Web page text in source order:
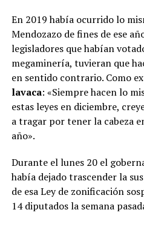
En 2019 había ocurrido lo
Mendozazo de fines de ese
legisladores que habían
megaminería, tuvieran que
en sentido contrario. Como
lavaca: «Siempre hacen lo
estas leyes en diciembre,
a tragar por tener la cabeza
año».
Durante el lunes 20 el
había dejado trascender la
de esa Ley de zonificación
14 diputados la semana